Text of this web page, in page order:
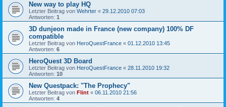
New way to play HQ
Letzter Beitrag von Wehrter « 29.12.2010 07:03
Antworten: 1
3D dunjeon made in France (new company) 100% DF
compatible
Letzter Beitrag von HeroQuestFrance « 01.12.2010 13:45
Antworten: 6
HeroQuest 3D Board
Letzter Beitrag von HeroQuestFrance « 28.11.2010 19:32
Antworten: 10
New Questpack: "The Prophecy"
Letzter Beitrag von Flint « 06.11.2010 21:56
Antworten: 4